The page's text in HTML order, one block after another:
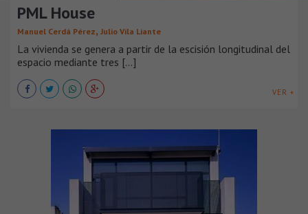
PML House
Manuel Cerdá Pérez, Julio Vila Liante
La vivienda se genera a partir de la escisión longitudinal del
espacio mediante tres [...]
VER +